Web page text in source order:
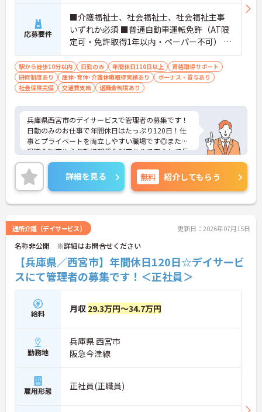
応募要件
■介護福祉士、社会福祉士、社会福祉主事
いずれか必須 ■普通自動車運転免許（AT限
定可・免許取得1年以内・ペーパー不可） ■
経験必須
駅から徒歩10分以内 日勤のみ 年間休日110日以上
資格取得サポート
研修制度あり
産休･育休･介護休暇取得実績あり
ボーナス・賞与あり
社会保険完備
交通費支給 退職金制度あり
兵庫県西宮市のデイサービスで管理者の募集です！
日勤のみのお仕事で年間休日はたっぷり120日！仕
事とプライベートを両立しやすい職場です◎また、
退職金制度や永年勤続報奨金制度ありで安心して長
く働きやすい環境が整っています♪ご興味のある方
は面接ポイントをお伝えしますので、お気軽にご相
談ください！
詳細を見る 無料 紹介してもらう
通所介護（デイサービス） 更新日：2026年07月15日
名称非公開 ※詳細はお問合せください
【兵庫県／西宮市】年間休日120日☆デイサービ
スにて管理者の募集です！＜正社員＞
給料 月収 29.3万円～34.7万円
勤務地
兵庫県 西宮市
阪急今津線
雇用形態 正社員(正職員)